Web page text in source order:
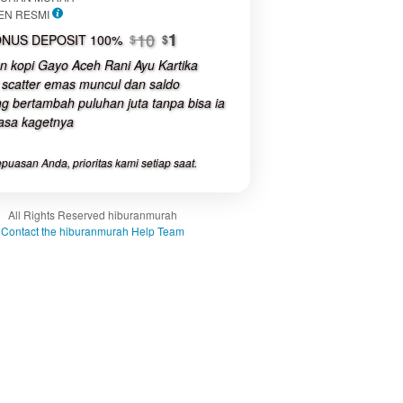
license
RESMI
DEPOSIT 100% $10 $1
kopi Gayo Aceh Rani Ayu Kartika
emas muncul dan saldo
bertambah puluhan juta tanpa bisa ia
kagetnya
Anda, prioritas kami setiap saat.
All Rights Reserved hiburanmurah
Contact the hiburanmurah Help Team